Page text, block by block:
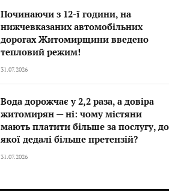
Починаючи з 12-ї години, на
нижчевказаних автомобільних
дорогах Житомирщини введено
тепловий режим!
31.07.2026
Вода дорожчає у 2,2 раза, а довіра
житомирян — ні: чому містяни
мають платити більше за послугу, до
якої дедалі більше претензій?
31.07.2026